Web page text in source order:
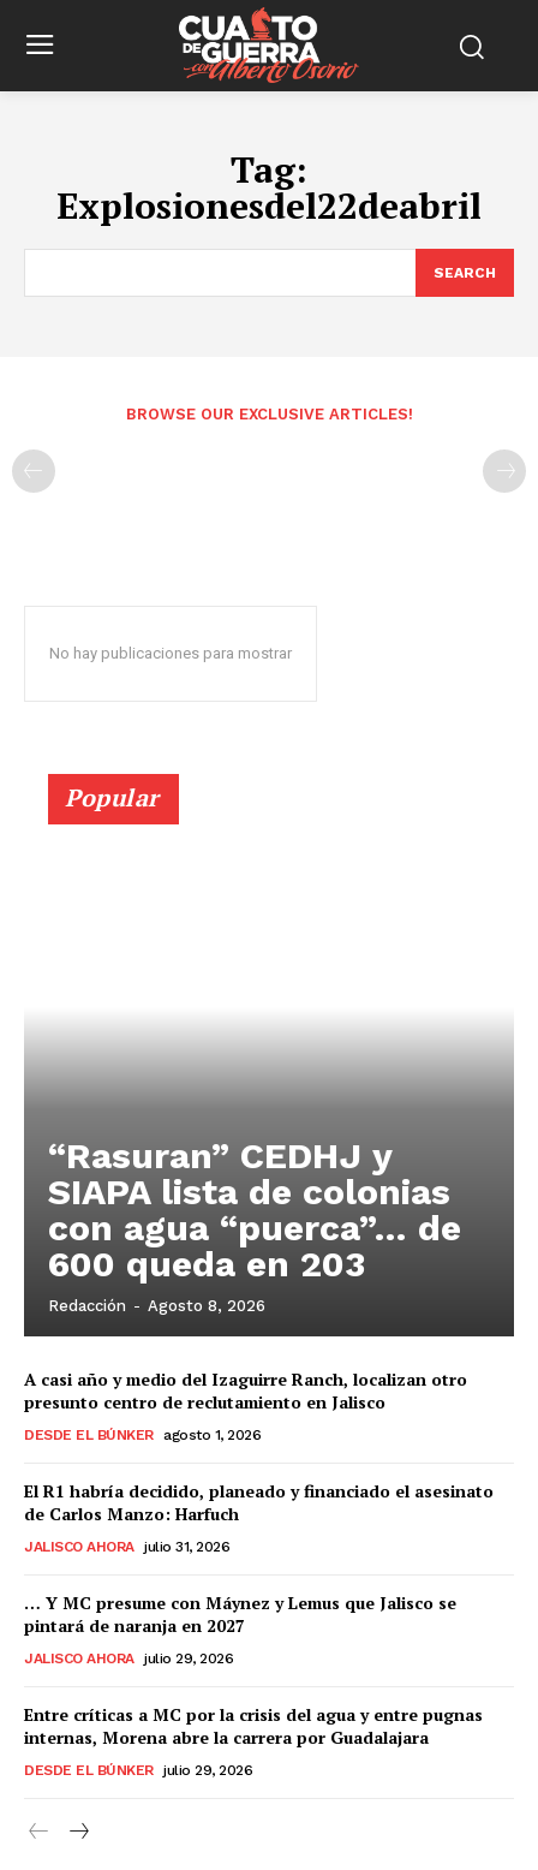
Tag:
Explosionesdel22deabril
SEARCH
BROWSE OUR EXCLUSIVE ARTICLES!
No hay publicaciones para mostrar
Popular
“Rasuran” CEDHJ y
SIAPA lista de colonias
con agua “puerca”… de
600 queda en 203
Redacción - Agosto 8, 2026
A casi año y medio del Izaguirre Ranch, localizan otro
presunto centro de reclutamiento en Jalisco
DESDE EL BÚNKER agosto 1, 2026
El R1 habría decidido, planeado y financiado el asesinato
de Carlos Manzo: Harfuch
JALISCO AHORA julio 31, 2026
… Y MC presume con Máynez y Lemus que Jalisco se
pintará de naranja en 2027
JALISCO AHORA julio 29, 2026
Entre críticas a MC por la crisis del agua y entre pugnas
internas, Morena abre la carrera por Guadalajara
DESDE EL BÚNKER julio 29, 2026